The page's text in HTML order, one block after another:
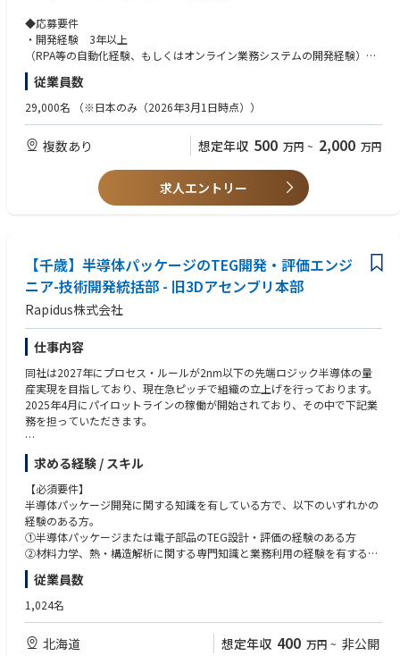
スプリント型の変革を推進していただきます。
・業務やITオペレーション、日々の作業チケットに関するデータを収集
し、分析し、ダッシュボードで可視化することにより継続的な変革をもた
・これらの業務に携わることで、ビジネスの変化に合わせながらITシステ
ムを継続して活用していく「Living Systems(進化し続けるシステム)」の実
現を推進していただきます。
【TfLSは、以下の8つのチームから構成されています】
揮しながらインテリジェントオートメーションを実現します。
めの計画策定、BPR、ソリューション導入、ガバナンス策定、及び内製化
支援などを主導します。
■データ分析チーム（Data Platform）
企業のDX戦略を実現するためのデジタルツイン・エンタープライズアーキ
テクチャを支えるデータ基盤構築、データ活用のライフサイクル(収集、蓄
積、活用、運用)に関わる業務を一気通貫で担います。
■デジタル化チーム（Digitalization）
デジタル化後の世界観を実現するためのソリューション選定・範囲策定・
導入支援（ワークフロー、AI-OCR、バーチャルエージェント、デジタルア
ダプションといった領域）を主導します。
■プロジェクト管理チーム（Delivery）
システム、ツール導入におけるプロジェクト管理(PM)、および導入後の課
題発生時の解決、テクノロジー領域におけるお客様専属のアドバイザーを
担います。
■業務設計チーム （BA）
業務とテクノロジー双方の知識を活用し、ソリューション・導入ツールの
検討やコスト試算、実行部隊・テクノロジー部隊とのブリッジ、案件管理
やオファリング作成・発信などを担います
■テクノロジーソリューション策定チーム（Tech SA）
BPOサービスの提案フェーズにおいて、セールス担当、BPO SA（ソリュ
◆応募要件
・開発経験 3年以上
（RPA等の自動化経験、もしくはオンライン業務システムの開発経験）
・インフラ構築経験 3年以上（クラウド環境、サーバー・NW構築）
・SI管理もしくは業務/ITコンサル経験（人事・会計・調達領域
・Splunkを用いた構築業務
・Celonis等を用いたProcessMining経験
・ワークフロー基盤、AI-OCR、チャットボットの開発経験
・Pythonのプログラミング経験
・統計学、機械学習の知⾒
議事録作成やMicrosoft Excelを用いたデータ集計・加工、Microsoft Power
Pointを用いた報告書作成経験
・英語力
◆求める人物像
・待ちの姿勢ではなく、自分から能動的に推進していける方
・論理的に思考し、他者に説明できる方
従業員数
29,000名 （※日本のみ（2026年3月1日時点））
複数あり 想定年収 500 万円 ~ 2,000 万円
求人エントリー
【千歳】半導体パッケージのTEG開発・評価エンジ
ニア-技術開発統括部 - 旧3Dアセンブリ本部
Rapidus株式会社
仕事内容
同社は2027年にプロセス・ルールが2nm以下の先端ロジック半導体の量
産実現を目指しており、現在急ピッチで組織の立上げを行っております。
2025年4月にパイロットラインの稼働が開始されており、その中で下記業
務を担っていただきます。
①半導体パッケージのTEG（Test Element Group）の試験計画、準備・評
価および解析検証
➁試作・量産に向けた設計フィードバックと改善提案
③半導体パッケージの構造設計・応力解析
Rapidusは2025年4月にパイロットラインが稼働し始め、2027年量産化に
向けて試作を進めております。
弊社の取引業界は自動車業界やIT・PCメーカーなど多岐に渡りますがスマ
ホやPC、産業用ロボットなど私たちが扱う製品に必要不可欠な半導体。
現代社会の進化は半導体なくしては成り立たず、特に近年AIやIoTといった
次世代技術の発展が、半導体の需要を爆発的に高めています。
Rapidusの最大の特徴は、開発期間を短縮する統合型ファウンドリサービ
求める経験 / スキル
【必須要件】
半導体パッケージ開発に関する知識を有している方で、以下のいずれかの
経験のある方。
①半導体パッケージまたは電子部品のTEG設計・評価の経験のある方
➁材料力学、熱・構造解析に関する専門知識と業務利用の経験を有する方
③CAEツール（Ansys, Abaqusなど）を用いた熱・応力解析経験のある方
【歓迎要件】
ましい
従業員数
1,024名
北海道 想定年収 400 万円 ~ 非公開